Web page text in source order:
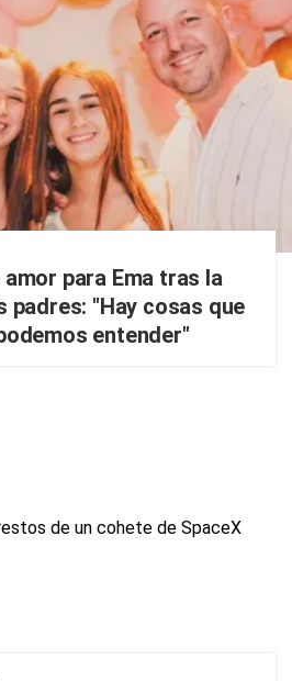
para Ema tras la
padres: "Hay cosas que
entender"